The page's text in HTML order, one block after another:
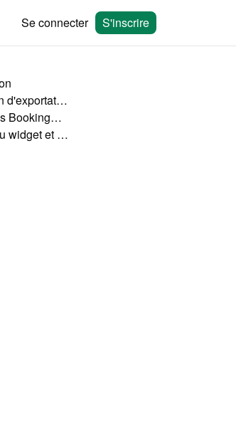
Se connecter S'inscrire
1. Obtenez le jeton d'exportation de AvailabilityCalendar.com.
2. Importation dans Bookingmood
3. Configuration du widget et du site